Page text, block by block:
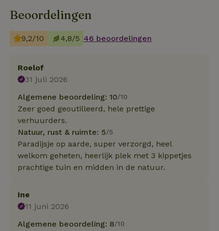
Beoordelingen
9,2/10 4,8/5 46 beoordelingen
Roelof
31 juli 2026
Algemene beoordeling: 10/10
Zeer goed geoutilleerd, hele prettige
verhuurders.
Natuur, rust & ruimte: 5/5
Paradijsje op aarde, super verzorgd, heel
welkom geheten, heerlijk plek met 3 kippetjes
prachtige tuin en midden in de natuur.
Ine
11 juni 2026
Algemene beoordeling: 8/10